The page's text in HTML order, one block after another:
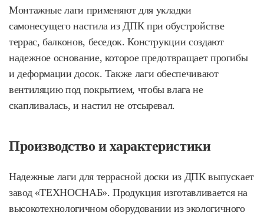
Монтажные лаги применяют для укладки
самонесущего настила из ДПК при обустройстве
террас, балконов, беседок. Конструкции создают
надежное основание, которое предотвращает прогибы
и деформации досок. Также лаги обеспечивают
вентиляцию под покрытием, чтобы влага не
скапливалась, и настил не отсыревал.
Производство и характеристики
Надежные лаги для террасной доски из ДПК выпускает
завод «ТЕХНОСНАБ». Продукция изготавливается на
высокотехнологичном оборудовании из экологичного